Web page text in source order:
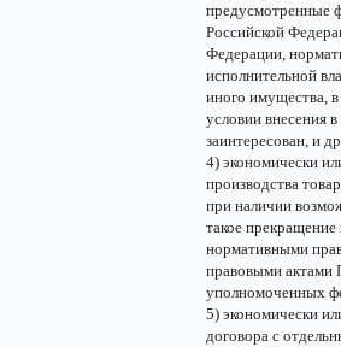
предусмотренные
Российской
Федерации,
исполнительной
иного имущества,
условии внесения
заинтересован, и
4) экономически
производства
при наличии
такое
нормативными
правовыми актами
уполномоченных
5) экономически
договора с